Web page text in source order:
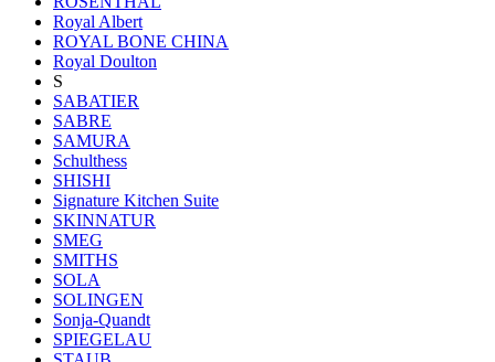
Royal Albert
ROYAL BONE CHINA
Royal Doulton
S
SABATIER
SABRE
SAMURA
Schulthess
SHISHI
Signature Kitchen Suite
SKINNATUR
SMEG
SMITHS
SOLA
SOLINGEN
Sonja-Quandt
SPIEGELAU